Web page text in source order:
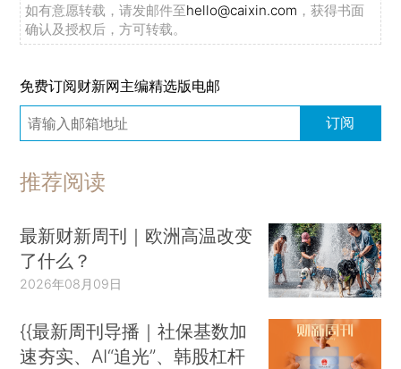
如有意愿转载，请发邮件至hello@caixin.com ，获得书面
确认及授权后，方可转载。
免费订阅财新网主编精选版电邮
订阅
推荐阅读
最新财新周刊｜欧洲高温改变
了什么？
2026年08月09日
{{最新周刊导播｜社保基数加
速夯实、AI“追光”、韩股杠杆